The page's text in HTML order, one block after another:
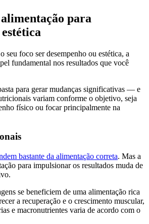
para
seu foco ser desempenho ou estética, a
fundamental nos resultados que você
para gerar mudanças significativas — e
variam conforme o objetivo, seja
físico ou focar principalmente na
bastante da alimentação correta. Mas a
para impulsionar os resultados muda de
se beneficiem de uma alimentação rica
a recuperação e o crescimento muscular,
e macronutrientes varia de acordo com o